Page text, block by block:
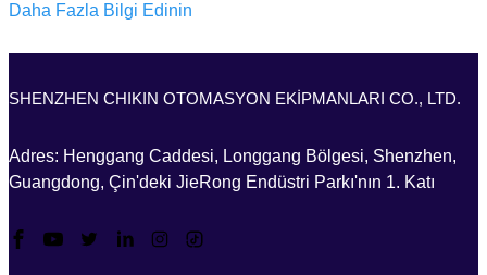
Daha Fazla Bilgi Edinin
SHENZHEN CHIKIN OTOMASYON EKİPMANLARI CO., LTD.
Adres: Henggang Caddesi, Longgang Bölgesi, Shenzhen,
Guangdong, Çin'deki JieRong Endüstri Parkı'nın 1. Katı